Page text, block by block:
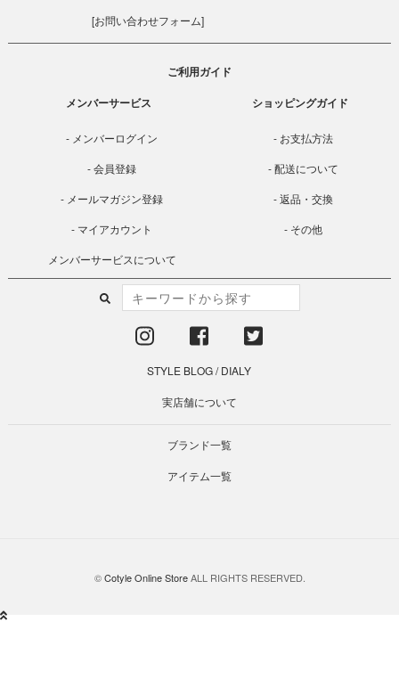
[お問い合わせフォーム]
ご利用ガイド
メンバーサービス
メンバーログイン
会員登録
メールマガジン登録
マイアカウント
メンバーサービスについて
ショッピングガイド
お支払方法
配送について
返品・交換
その他
STYLE BLOG/DIALY
実店舗について
ブランド一覧
アイテム一覧
©Cotyle Online StoreALL RIGHTS RESERVED.